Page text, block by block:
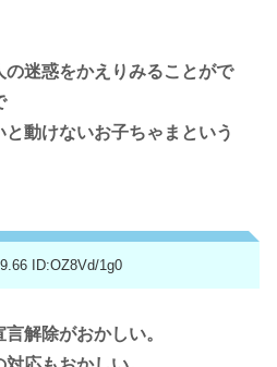
の迷惑をかえりみることがで
動けないお子ちゃまという
ID:OZ8Vd/1g0
解除がおかしい。